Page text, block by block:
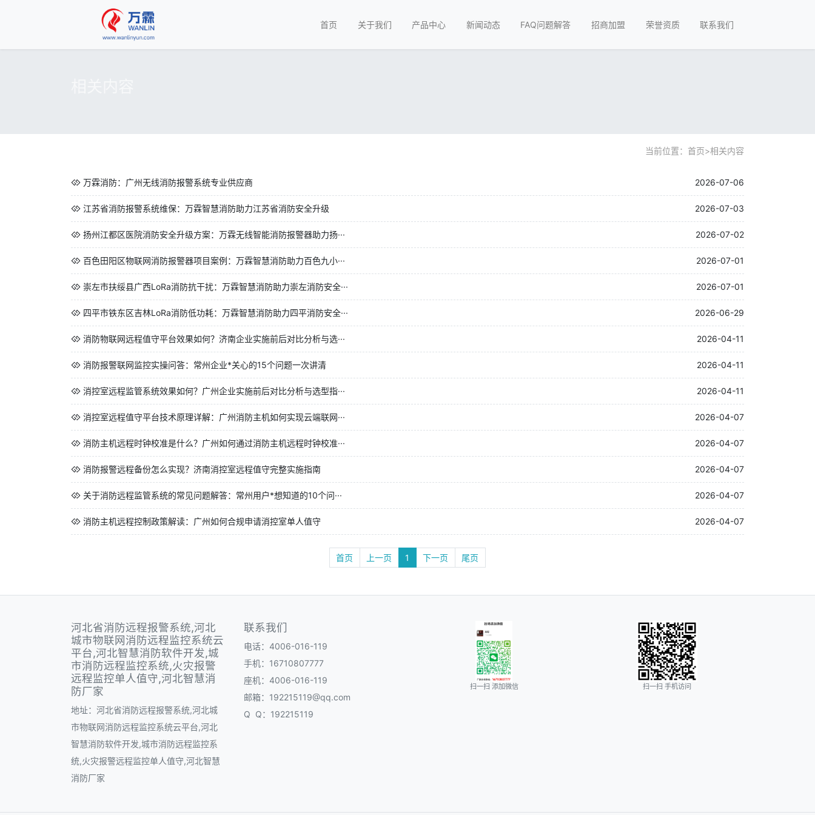
首页 关于我们 产品中心 新闻动态 FAQ问题解答 招商加盟 荣誉资质 联系我们
当前位置： 首页>相关内容
万霖消防：广州无线消防报警系统专业供应商 2026-07-06
江苏省消防报警系统维保：万霖智慧消防助力江苏省消防安全升级 2026-07-03
扬州江都区医院消防安全升级方案：万霖无线智能消防报警器助力扬··· 2026-07-02
百色田阳区物联网消防报警器项目案例：万霖智慧消防助力百色九小··· 2026-07-01
崇左市扶绥县广西LoRa消防抗干扰：万霖智慧消防助力崇左消防安全··· 2026-07-01
四平市铁东区吉林LoRa消防低功耗：万霖智慧消防助力四平消防安全··· 2026-06-29
消防物联网远程值守平台效果如何？济南企业实施前后对比分析与选··· 2026-04-11
消防报警联网监控实操问答：常州企业*关心的15个问题一次讲清 2026-04-11
消控室远程监管系统效果如何？广州企业实施前后对比分析与选型指··· 2026-04-11
消控室远程值守平台技术原理详解：广州消防主机如何实现云端联网··· 2026-04-07
消防主机远程时钟校准是什么？广州如何通过消防主机远程时钟校准··· 2026-04-07
消防报警远程备份怎么实现？济南消控室远程值守完整实施指南 2026-04-07
关于消防远程监管系统的常见问题解答：常州用户*想知道的10个问··· 2026-04-07
消防主机远程控制政策解读：广州如何合规申请消控室单人值守 2026-04-07
首页 上一页 1 下一页 尾页
河北省消防远程报警系统,河北
城市物联网消防远程监控系统云
平台,河北智慧消防软件开发,城
市消防远程监控系统,火灾报警
远程监控单人值守,河北智慧消
防厂家
地址：河北省消防远程报警系统,河北城
市物联网消防远程监控系统云平台,河北
智慧消防软件开发,城市消防远程监控系
统,火灾报警远程监控单人值守,河北智慧
消防厂家
联系我们
电话：4006-016-119
手机：16710807777
座机：4006-016-119
邮箱：192215119@qq.com
Q Q：192215119
扫一扫 添加微信 扫一扫 手机访问